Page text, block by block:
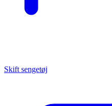
Skift sengetøj